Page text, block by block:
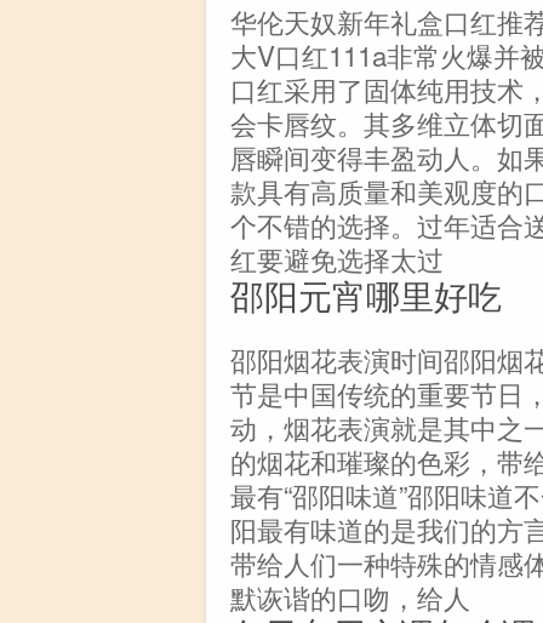
华伦天奴新年礼盒口红推
大V口红111a非常火爆并
口红采用了固体纯用技术
会卡唇纹。其多维立体切
唇瞬间变得丰盈动人。如
款具有高质量和美观度的
个不错的选择。过年适合
红要避免选择太过
邵阳元宵哪里好吃
邵阳烟花表演时间邵阳烟
节是中国传统的重要节日
动，烟花表演就是其中之
的烟花和璀璨的色彩，带
最有“邵阳味道”邵阳味道
阳最有味道的是我们的方
带给人们一种特殊的情感
默诙谐的口吻，给人